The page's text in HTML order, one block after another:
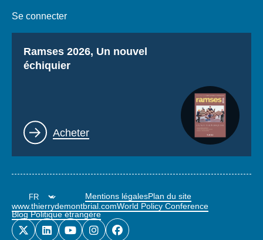
Se connecter
Titre
Ramses 2026, Un nouvel
échiquier
Lien
Acheter
Mentions légalesPlan du site
www.thierrydemontbrial.comWorld Policy Conference
Blog Politique étrangère